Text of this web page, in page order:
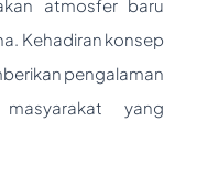
atmosfer baru
Kehadiran konsep
pengalaman
yang